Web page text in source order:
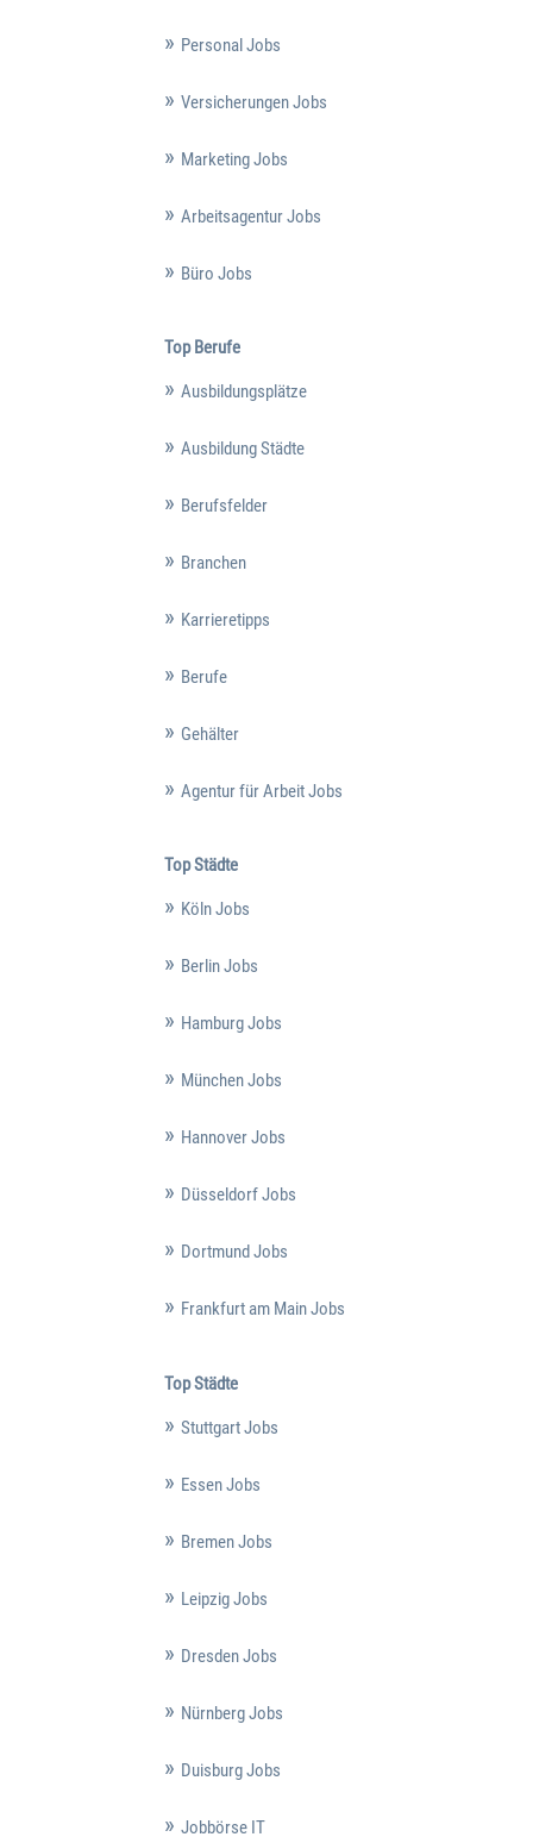
Personal Jobs
Versicherungen Jobs
Marketing Jobs
Arbeitsagentur Jobs
Büro Jobs
Top Berufe
Ausbildungsplätze
Ausbildung Städte
Berufsfelder
Branchen
Karrieretipps
Berufe
Gehälter
Agentur für Arbeit Jobs
Top Städte
Köln Jobs
Berlin Jobs
Hamburg Jobs
München Jobs
Hannover Jobs
Düsseldorf Jobs
Dortmund Jobs
Frankfurt am Main Jobs
Top Städte
Stuttgart Jobs
Essen Jobs
Bremen Jobs
Leipzig Jobs
Dresden Jobs
Nürnberg Jobs
Duisburg Jobs
Jobbörse IT